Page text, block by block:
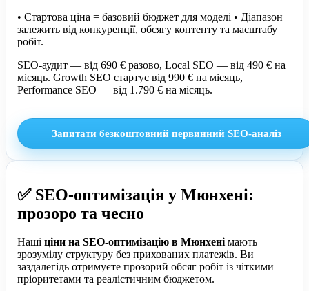
• Стартова ціна = базовий бюджет для моделі • Діапазон
залежить від конкуренції, обсягу контенту та масштабу
робіт.
SEO-аудит — від 690 € разово, Local SEO — від 490 € на
місяць. Growth SEO стартує від 990 € на місяць,
Performance SEO — від 1.790 € на місяць.
Запитати безкоштовний первинний SEO-аналіз
✅ SEO-оптимізація у Мюнхені:
прозоро та чесно
Наші ціни на SEO-оптимізацію в Мюнхенімають
зрозумілу структуру без прихованих платежів. Ви
заздалегідь отримуєте прозорий обсяг робіт із чіткими
пріоритетами та реалістичним бюджетом.